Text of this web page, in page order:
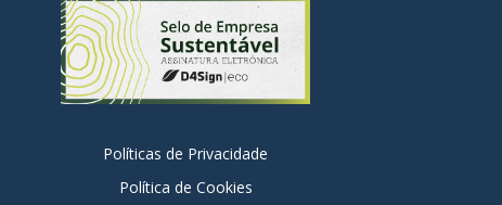
Políticas de Privacidade
Política de Cookies